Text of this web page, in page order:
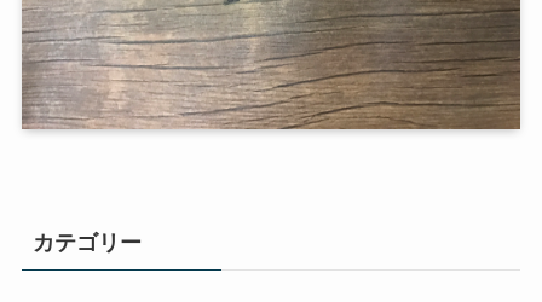
カテゴリー